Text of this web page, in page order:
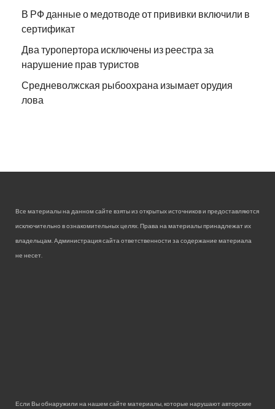
В РФ данные о медотводе от прививки включили в
сертификат
Два туропертора исключены из реестра за
нарушение прав туристов
Средневолжская рыбоохрана изымает орудия
лова
Все материалы на данном сайте взяты из открытых источников и предоставляются
исключительно в ознакомительных целях. Права на материалы принадлежат их
владельцам. Администрация сайта ответственности за содержание материала
не несет.
Если Вы обнаружили на нашем сайте материалы, которые нарушают авторские